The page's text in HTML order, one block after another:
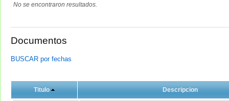
No se encontraron resultados.
Documentos
BUSCAR por fechas
Titulo Descripcion